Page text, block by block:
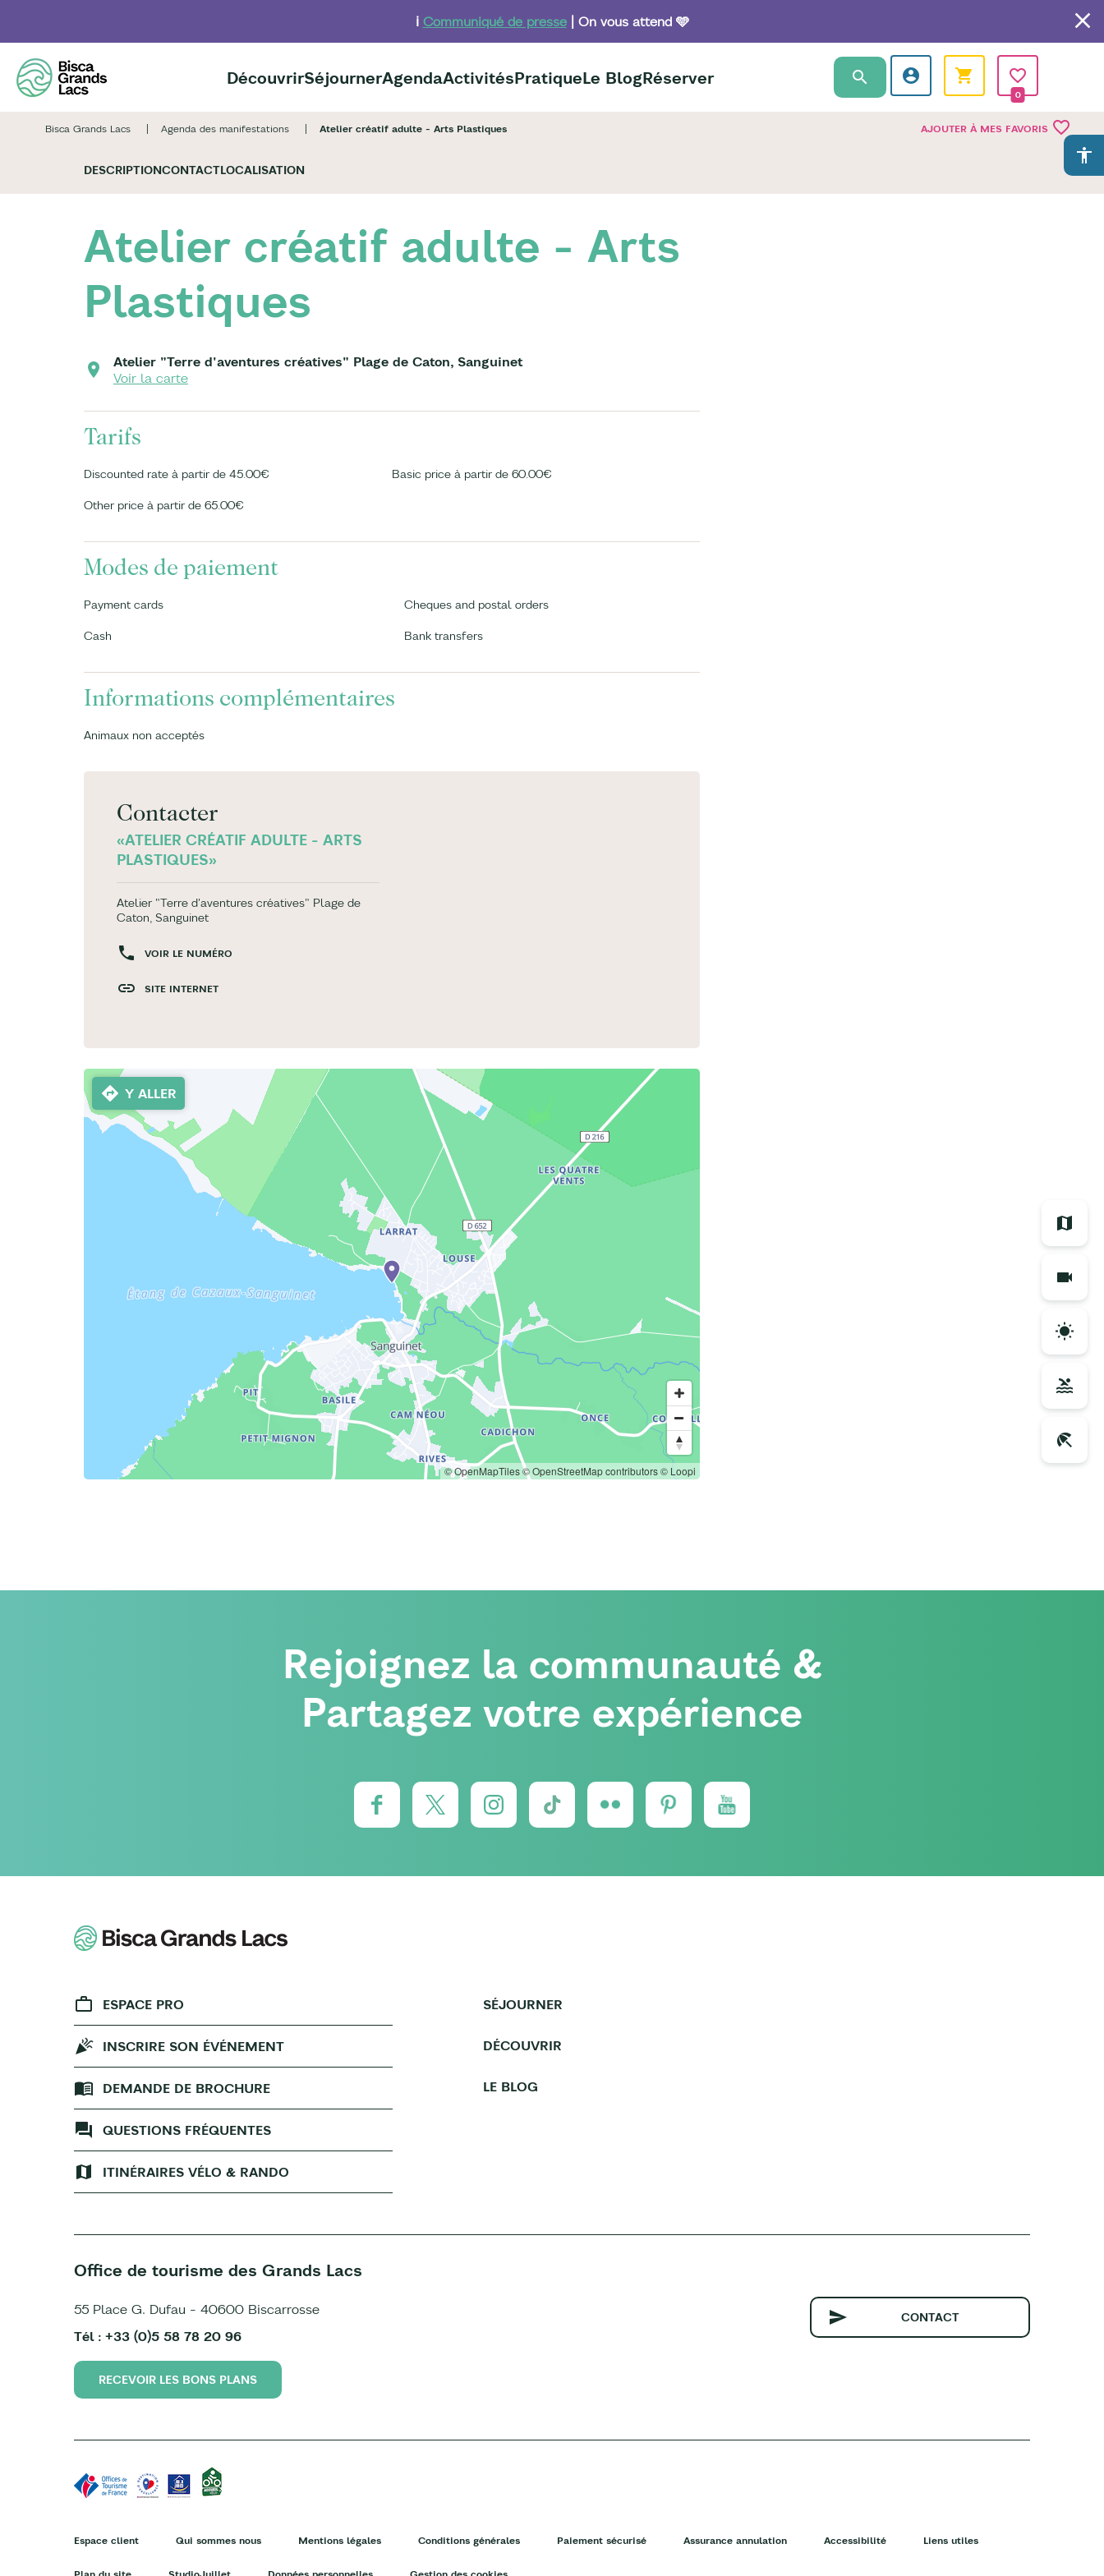
contenu
principal
ℹ️ Communiqué de presse| On vous attend 🩵
DécouvrirSéjournerAgendaActivitésPratiqueLe BlogRéserver
0
AJOUTER À MES FAVORIS favorite_border
Bisca Grands Lacs Agenda des manifestations Atelier créatif adulte - Arts Plastiques
accessibility
DESCRIPTIONCONTACTLOCALISATION
Atelier créatif adulte - Arts
Plastiques
Atelier "Terre d'aventures créatives" Plage de Caton, Sanguinet
Voir la carte
Tarifs
Discounted rate à partir de 45.00€ Basic price à partir de 60.00€
Other price à partir de 65.00€
Modes de paiement
Payment cards Cheques and postal orders
Cash Bank transfers
Informations complémentaires
Animaux non acceptés
Contacter
«ATELIER CRÉATIF ADULTE - ARTS
PLASTIQUES»
Atelier "Terre d'aventures créatives" Plage de
Caton, Sanguinet
VOIR LE NUMÉRO
SITE INTERNET
Y ALLER
© OpenMapTiles© OpenStreetMap contributors© Loopi
Rejoignez la communauté &
Partagez votre expérience
ESPACE PRO
INSCRIRE SON ÉVÉNEMENT
DEMANDE DE BROCHURE
QUESTIONS FRÉQUENTES
ITINÉRAIRES VÉLO & RANDO
SÉJOURNER
DÉCOUVRIR
LE BLOG
Office de tourisme des Grands Lacs
55 Place G. Dufau - 40600 Biscarrosse
Tél : +33 (0)5 58 78 20 96
CONTACT
RECEVOIR LES BONS PLANS
Espace client Qui sommes nous Mentions légales Conditions générales Paiement sécurisé Assurance annulation Accessibilité Liens utiles